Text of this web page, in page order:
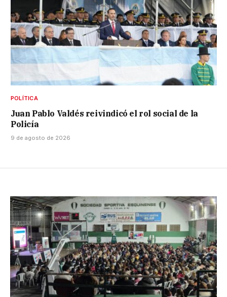
POLÍTICA
Juan Pablo Valdés reivindicó el rol social de la
Policía
9 de agosto de 2026